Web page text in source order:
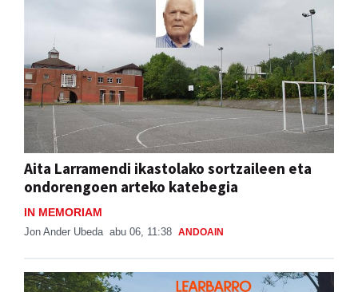
Aita Larramendi ikastolako sortzaileen eta
ondorengoen arteko katebegia
IN MEMORIAM
Jon Ander Ubeda abu 06, 11:38 ANDOAIN